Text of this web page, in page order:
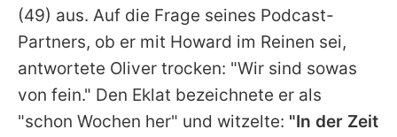
Redaktionelle Richtlinien
Impressum
Datenschutzerklärung
(49) aus. Auf die Frage seines Podcast-
Partners, ob er mit Howard im Reinen sei,
antwortete Oliver trocken: "Wir sind sowas
von fein." Den Eklat bezeichnete er als
"schon Wochen her" und witzelte: "In der Zeit